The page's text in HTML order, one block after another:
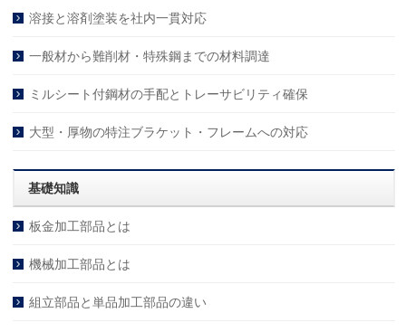
溶接と溶剤塗装を社内一貫対応
一般材から難削材・特殊鋼までの材料調達
ミルシート付鋼材の手配とトレーサビリティ確保
大型・厚物の特注ブラケット・フレームへの対応
基礎知識
板金加工部品とは
機械加工部品とは
組立部品と単品加工部品の違い